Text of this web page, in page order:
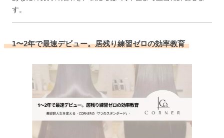
す。
1〜2年で最速デビュー。居残り練習ゼロの効率教育